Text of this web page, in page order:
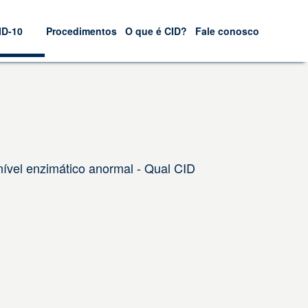
10 Procedimentos O que é CID? Fale conosco
enzimático anormal - Qual CID